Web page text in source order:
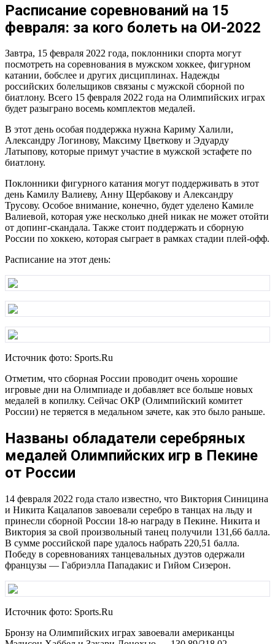
Расписание соревнований на 15
февраля: за кого болеть на ОИ-2022
Завтра, 15 февраля 2022 года, поклонники спорта могут
посмотреть на соревнования в мужском хоккее, фигурном
катании, бобслее и других дисциплинах. Надежды
российских болельщиков связаны с мужской сборной по
биатлону. Всего 15 февраля 2022 года на Олимпийских играх
будет разыграно восемь комплектов медалей.
В этот день особая поддержка нужна Кариму Халили,
Александру Логинову, Максиму Цветкову и Эдуарду
Латыпову, которые примут участие в мужской эстафете по
биатлону.
Поклонники фигурного катания могут поддерживать в этот
день Камилу Валиеву, Анну Щербакову и Александру
Трусову. Особое внимание, конечно, будет уделено Камиле
Валиевой, которая уже несколько дней никак не может отойти
от допинг-скандала. Также стоит поддержать и сборную
России по хоккею, которая сыграет в рамках стадии плей-офф.
Расписание на этот день:
Источник фото: Sports.Ru
Отметим, что сборная России проводит очень хорошие
игровые дни на Олимпиаде и добавляет все больше новых
медалей в копилку. Сейчас ОКР (Олимпийский комитет
России) не теряется в медальном зачете, как это было раньше.
Названы обладатели серебряных
медалей Олимпийских игр в Пекине
от России
14 февраля 2022 года стало известно, что Виктория Синицина
и Никита Кацалапов завоевали серебро в танцах на льду и
принесли сборной России 18-ю награду в Пекине. Никита и
Виктория за свой произвольный танец получили 131,66 балла.
В сумме российской паре удалось набрать 220,51 балла.
Победу в соревнованиях танцевальных дуэтов одержали
французы — Габриэлла Пападакис и Гийом Сизерон.
Источник фото: Sports.Ru
Бронзу на Олимпийских играх завоевали американцы